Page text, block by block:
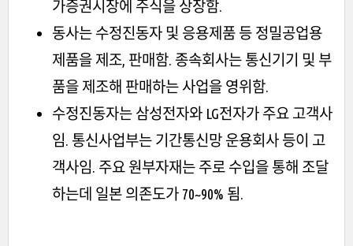
가증권시장에 주식을 상장함.
동사는 수정진동자 및 응용제품 등 정밀공업용
제품을 제조, 판매함. 종속회사는 통신기기 및 부
품을 제조해 판매하는 사업을 영위함.
수정진동자는 삼성전자와 LG전자가 주요 고객사
임. 통신사업부는 기간통신망 운용회사 등이 고
객사임. 주요 원부자재는 주로 수입을 통해 조달
하는데 일본 의존도가 70~90% 됨.